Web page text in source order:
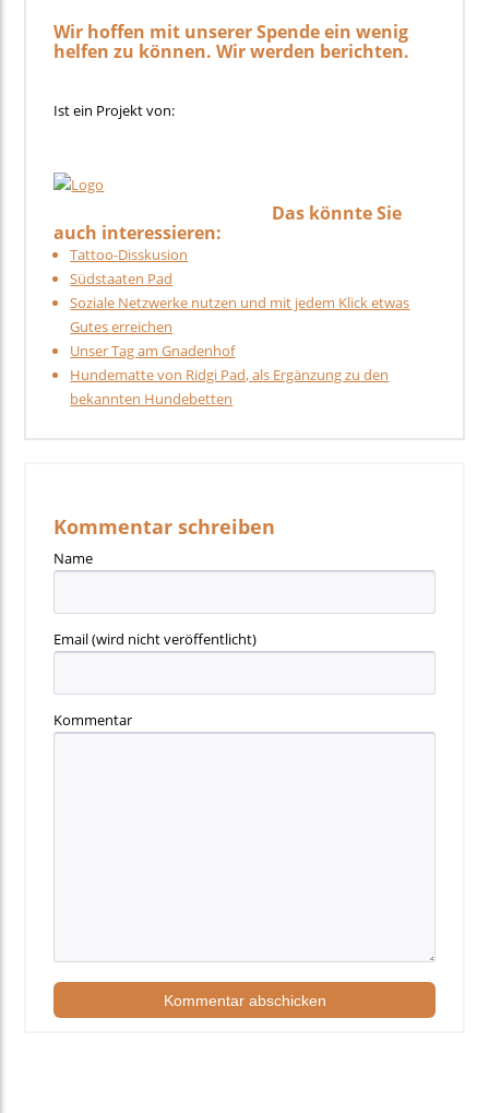
Wir hoffen mit unserer Spende ein wenig
helfen zu können. Wir werden berichten.
Ist ein Projekt von:
Das könnte Sie
auch interessieren:
Tattoo-Disskusion
Südstaaten Pad
Soziale Netzwerke nutzen und mit jedem Klick etwas
Gutes erreichen
Unser Tag am Gnadenhof
Hundematte von Ridgi Pad, als Ergänzung zu den
bekannten Hundebetten
Kommentar schreiben
Name
Email(wird nicht veröffentlicht)
Kommentar